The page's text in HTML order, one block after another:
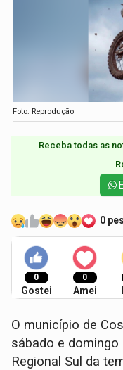
Foto: Reprodução
Receba todas as
0
0
Gostei
0
Amei
O município de
sábado e domingo
Regional Sul da